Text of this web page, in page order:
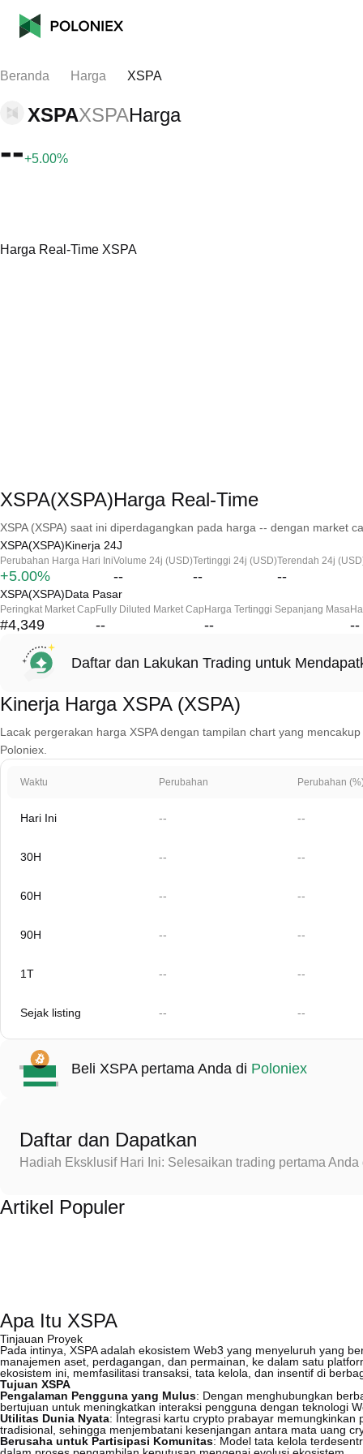
Beranda Harga XSPA
XSPAXSPAHarga
--+5.00%
Harga Real-Time XSPA
XSPA(XSPA)Harga Real-Time
XSPA (XSPA) saat ini diperdagangkan pada harga -- dengan market
XSPA(XSPA)Kinerja 24J
Perubahan Harga Hari Ini
+5.00%
Volume 24j (USD)
--
Tertinggi 24j (USD)
--
Terendah 24j
--
XSPA(XSPA)Data Pasar
Peringkat Market Cap
#4,349
Fully Diluted Market Cap
--
Harga Tertinggi Sepanjang Masa
-- --
Daftar dan Lakukan Trading untuk
Kinerja Harga XSPA (XSPA)
Lacak pergerakan harga XSPA dengan tampilan chart yang
Poloniex.
Waktu Perubahan Perubahan
Hari Ini -- --
30H -- --
60H -- --
90H -- --
1T -- --
Sejak listing -- --
Beli XSPA pertama Anda di Poloniex
Daftar dan Dapatkan
Hadiah Eksklusif Hari Ini: Selesaikan trading pertama
Artikel Populer
Apa Itu XSPA
Tinjauan Proyek
Pada intinya, XSPA adalah ekosistem Web3 yang menyeluruh yang
manajemen aset, perdagangan, dan permainan, ke dalam satu
ekosistem ini, memfasilitasi transaksi, tata kelola, dan insentif di
Tujuan XSPA
Pengalaman Pengguna yang Mulus: Dengan menghubungkan
bertujuan untuk meningkatkan interaksi pengguna dengan teknologi
Utilitas Dunia Nyata: Integrasi kartu crypto prabayar
tradisional, sehingga menjembatani kesenjangan antara mata uang
Berusaha untuk Partisipasi Komunitas: Model tata kelola